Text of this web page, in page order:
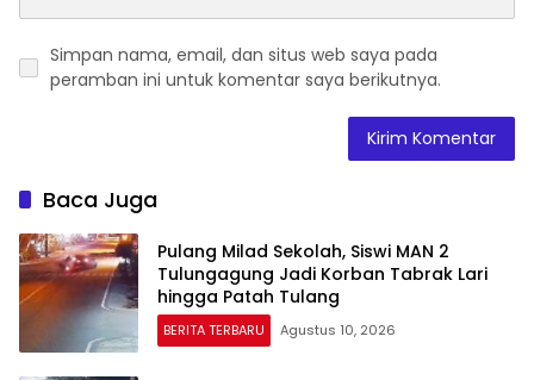
Simpan nama, email, dan situs web saya pada
peramban ini untuk komentar saya berikutnya.
Baca Juga
Pulang Milad Sekolah, Siswi MAN 2
Tulungagung Jadi Korban Tabrak Lari
hingga Patah Tulang
BERITA TERBARU Agustus 10, 2026